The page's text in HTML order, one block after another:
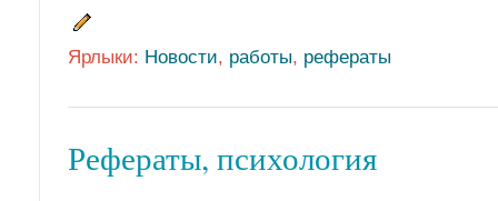
Ярлыки: Новости, работы, рефераты
Рефераты, психология